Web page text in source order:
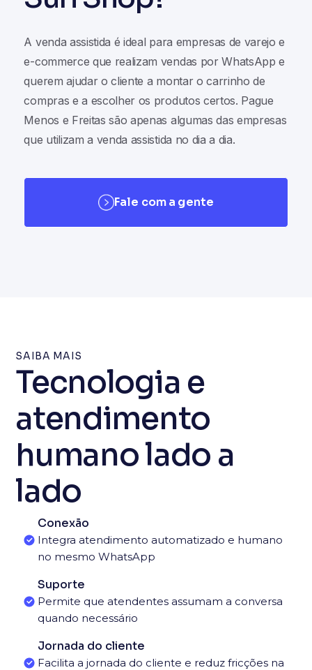
A venda assistida é ideal para empresas de varejo e
e-commerce que realizam vendas por WhatsApp e
querem ajudar o cliente a montar o carrinho de
compras e a escolher os produtos certos. Pague
Menos e Freitas são apenas algumas das empresas
que utilizam a venda assistida no dia a dia.
Fale com a gente
SAIBA MAIS
Tecnologia e
atendimento
humano lado a
lado
Conexão
Integra atendimento automatizado e humano
no mesmo WhatsApp
Suporte
Permite que atendentes assumam a conversa
quando necessário
Jornada do cliente
Facilita a jornada do cliente e reduz fricções na